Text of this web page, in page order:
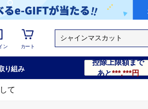
ン カート
り組み
控除上限額まで
あと***,***円
て